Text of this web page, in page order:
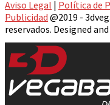
Aviso Legal | Política de
Publicidad @2019 -
reservados. Designed